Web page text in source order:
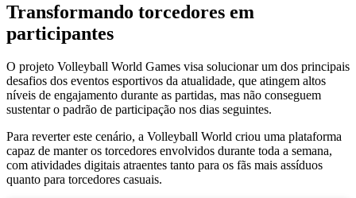
Transformando torcedores em
participantes
O projeto Volleyball World Games visa solucionar um dos principais
desafios dos eventos esportivos da atualidade, que atingem altos
níveis de engajamento durante as partidas, mas não conseguem
sustentar o padrão de participação nos dias seguintes.
Para reverter este cenário, a Volleyball World criou uma plataforma
capaz de manter os torcedores envolvidos durante toda a semana,
com atividades digitais atraentes tanto para os fãs mais assíduos
quanto para torcedores casuais.